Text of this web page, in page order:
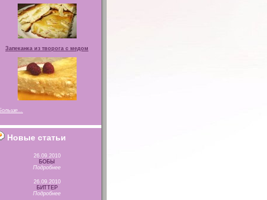
Запеканка из творога с медом
Новые статьи
26.09.2010
БОБЫ
Подробнее
26.09.2010
БИТТЕР
Подробнее